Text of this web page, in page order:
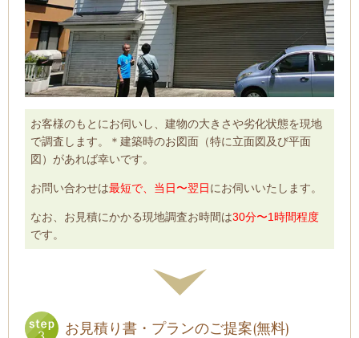
お客様のもとにお伺いし、建物の大きさや劣化状態を現地
で調査します。＊建築時のお図面（特に立面図及び平面
図）があれば幸いです。
お問い合わせは最短で、当日〜翌日にお伺いいたします。
なお、お見積にかかる現地調査お時間は30分〜1時間程度
です。
お見積り書・プランのご提案(無料)